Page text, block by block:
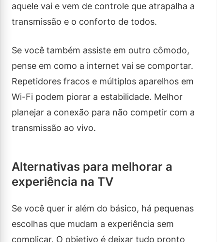
aquele vai e vem de controle que atrapalha a
transmissão e o conforto de todos.
Se você também assiste em outro cômodo,
pense em como a internet vai se comportar.
Repetidores fracos e múltiplos aparelhos em
Wi-Fi podem piorar a estabilidade. Melhor
planejar a conexão para não competir com a
transmissão ao vivo.
Alternativas para melhorar a
experiência na TV
Se você quer ir além do básico, há pequenas
escolhas que mudam a experiência sem
complicar. O objetivo é deixar tudo pronto